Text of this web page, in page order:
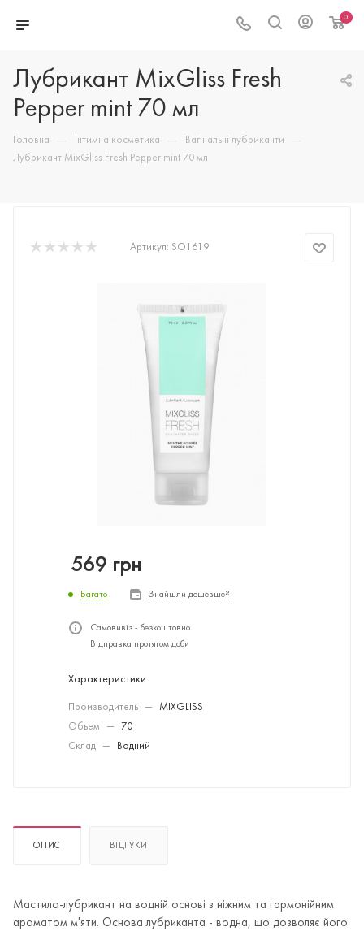
0
Лубрикант MixGliss Fresh
Pepper mint 70 мл
Головна — Інтимна косметика — Вагінальні лубриканти —
Лубрикант MixGliss Fresh Pepper mint 70 мл
Артикул: SO1619
569 грн
Багато Знайшли дешевше?
Самовивіз - безкоштовно
Відправка протягом доби
Характеристики
Производитель —
MIXGLISS
Объем
—
70
Склад
— Водний
ОПИС ВІДГУКИ
Мастило-лубрикант на водній основі з ніжним та гармонійним
ароматом м'яти. Основа лубриканта - водна, що дозволяє його